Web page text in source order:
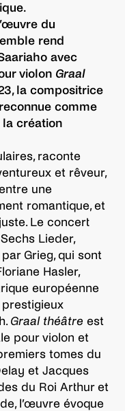
du
rend
avec
violon Graal
la compositrice
comme
la création
raconte
et rêveur,
une
romantique, et
Le concert
Lieder,
Grieg, qui sont
Hasler,
européenne
prestigieux
Graal théâtre est
pour violon et
tomes du
et Jacques
du Roi Arthur et
l’œuvre évoque